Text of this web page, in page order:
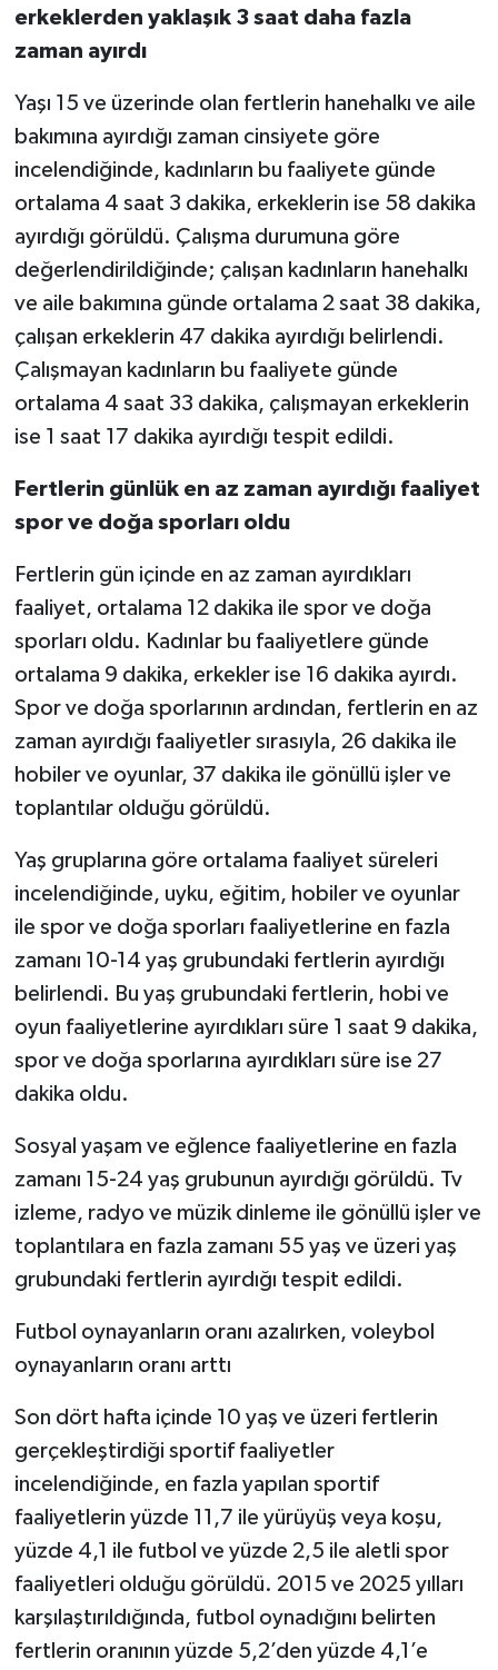
erkeklerden yaklaşık 3 saat daha fazla
zaman ayırdı
Yaşı 15 ve üzerinde olan fertlerin hanehalkı ve aile
bakımına ayırdığı zaman cinsiyete göre
incelendiğinde, kadınların bu faaliyete günde
ortalama 4 saat 3 dakika, erkeklerin ise 58 dakika
ayırdığı görüldü. Çalışma durumuna göre
değerlendirildiğinde; çalışan kadınların hanehalkı
ve aile bakımına günde ortalama 2 saat 38 dakika,
çalışan erkeklerin 47 dakika ayırdığı belirlendi.
Çalışmayan kadınların bu faaliyete günde
ortalama 4 saat 33 dakika, çalışmayan erkeklerin
ise 1 saat 17 dakika ayırdığı tespit edildi.
Fertlerin günlük en az zaman ayırdığı faaliyet
spor ve doğa sporları oldu
Fertlerin gün içinde en az zaman ayırdıkları
faaliyet, ortalama 12 dakika ile spor ve doğa
sporları oldu. Kadınlar bu faaliyetlere günde
ortalama 9 dakika, erkekler ise 16 dakika ayırdı.
Spor ve doğa sporlarının ardından, fertlerin en az
zaman ayırdığı faaliyetler sırasıyla, 26 dakika ile
hobiler ve oyunlar, 37 dakika ile gönüllü işler ve
toplantılar olduğu görüldü.
Yaş gruplarına göre ortalama faaliyet süreleri
incelendiğinde, uyku, eğitim, hobiler ve oyunlar
ile spor ve doğa sporları faaliyetlerine en fazla
zamanı 10-14 yaş grubundaki fertlerin ayırdığı
belirlendi. Bu yaş grubundaki fertlerin, hobi ve
oyun faaliyetlerine ayırdıkları süre 1 saat 9 dakika,
spor ve doğa sporlarına ayırdıkları süre ise 27
dakika oldu.
Sosyal yaşam ve eğlence faaliyetlerine en fazla
zamanı 15-24 yaş grubunun ayırdığı görüldü. Tv
izleme, radyo ve müzik dinleme ile gönüllü işler ve
toplantılara en fazla zamanı 55 yaş ve üzeri yaş
grubundaki fertlerin ayırdığı tespit edildi.
Futbol oynayanların oranı azalırken, voleybol
oynayanların oranı arttı
Son dört hafta içinde 10 yaş ve üzeri fertlerin
gerçekleştirdiği sportif faaliyetler
incelendiğinde, en fazla yapılan sportif
faaliyetlerin yüzde 11,7 ile yürüyüş veya koşu,
yüzde 4,1 ile futbol ve yüzde 2,5 ile aletli spor
faaliyetleri olduğu görüldü. 2015 ve 2025 yılları
karşılaştırıldığında, futbol oynadığını belirten
fertlerin oranının yüzde 5,2’den yüzde 4,1’e